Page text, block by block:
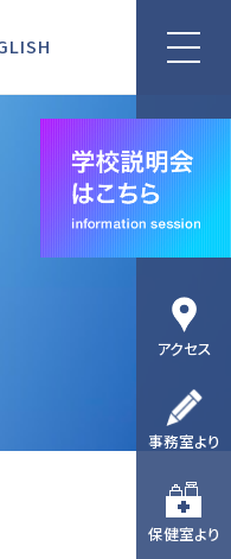
アクセス
事務室より
保健室より